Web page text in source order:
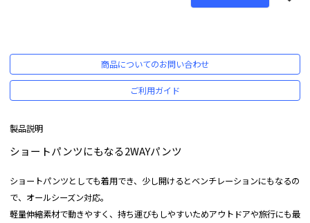
商品についてのお問い合わせ
ご利用ガイド
製品説明
ショートパンツにもなる2WAYパンツ
ショートパンツとしても着用でき、少し開けるとベンチレーションにもなるの
で、オールシーズン対応。
軽量伸縮素材で動きやすく、持ち運びもしやすいためアウトドアや旅行にも最